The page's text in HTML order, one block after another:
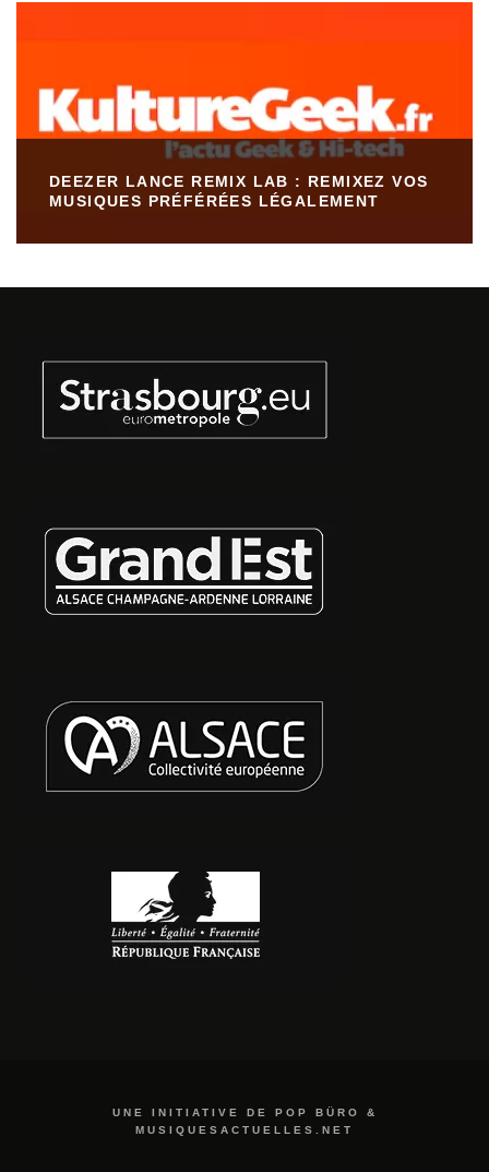
DEEZER LANCE REMIX LAB : REMIXEZ VOS
MUSIQUES PRÉFÉRÉES LÉGALEMENT
UNE INITIATIVE DE POP BÜRO &
MUSIQUESACTUELLES.NET